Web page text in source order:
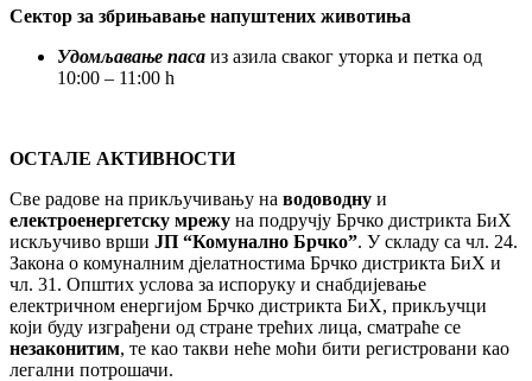
Сектор за збрињавање напуштених животиња
Удомљавање паса из азила сваког уторка и петка од
10:00 – 11:00 h
ОСТАЛЕ АКТИВНОСТИ
Све радове на прикључивању на водоводну и
електроенергетску мрежу на подручју Брчко дистрикта БиХ
искључиво врши ЈП “Комунално Брчко”. У складу са чл. 24.
Закона о комуналним дјелатностима Брчко дистрикта БиХ и
чл. 31. Општих услова за испоруку и снабдијевање
електричном енергијом Брчко дистрикта БиХ, прикључци
који буду изграђени од стране трећих лица, сматраће се
незаконитим, те као такви неће моћи бити регистровани као
легални потрошачи.